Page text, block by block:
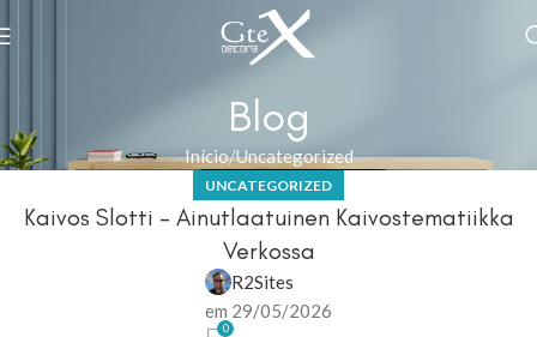
Blog
Início Uncategorized
UNCATEGORIZED
Kaivos Slotti – Ainutlaatuinen Kaivostematiikka
Verkossa
R2Sites
em 29/05/2026
0